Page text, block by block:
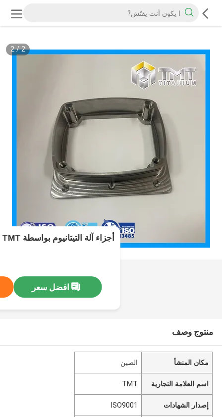
2
/
2
أجزاء آلة التيتانيوم بواسطة TMT
افضل سعر
منتوج وصف
مكان المنشأ الصين
اسم العلامة التجارية TMT
إصدار الشهادات ISO9001